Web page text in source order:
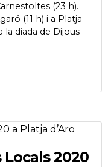
(23 h).
(11 h) i a Platja
la diada de Dijous
Locals 2020